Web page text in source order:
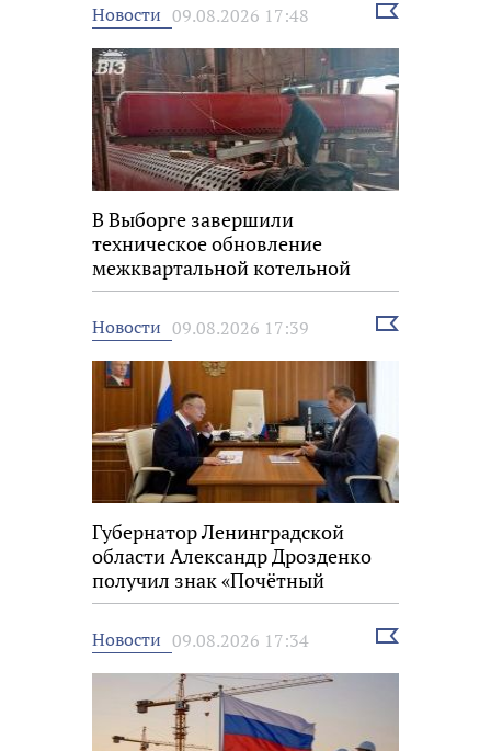
Новости 09.08.2026 17:48
Выбрать
В Выборге завершили
техническое обновление
межквартальной котельной
Новости 09.08.2026 17:39
Выбрать
Губернатор Ленинградской
области Александр Дрозденко
получил знак «Почётный
строитель России»
Новости 09.08.2026 17:34
Выбрать